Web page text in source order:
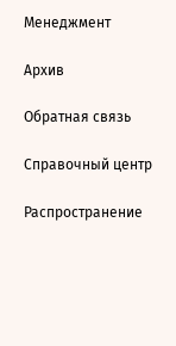
Менеджмент
Архив
Обратная связь
Справочный центр
Распространение